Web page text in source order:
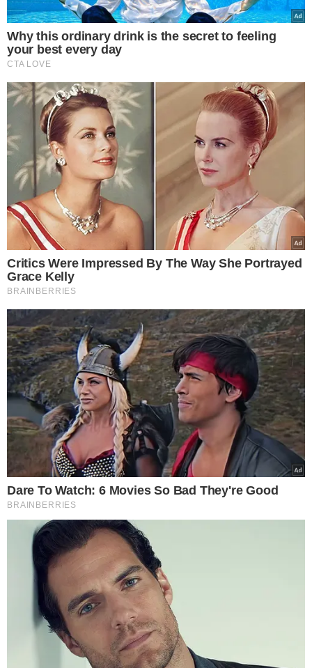
ARSENAL FOI APREENDIDO
drogas no Piauí; 4
suspeitos presos